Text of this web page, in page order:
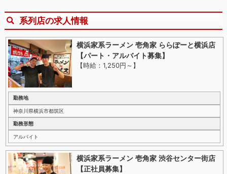
系列店の求人情報
横浜家系ラーメン 壱角家 ららぽーと横浜店
【パート・アルバイト募集】
【時給：1,250円～ 】
勤務地
神奈川県横浜市都筑区
勤務形態
アルバイト
横浜家系ラーメン 壱角家 渋谷センター街店
【正社員募集】